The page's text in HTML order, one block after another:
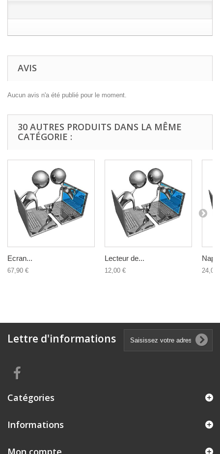
AVIS
Aucun avis n'a été publié pour le moment.
30 AUTRES PRODUITS DANS LA MÊME
CATÉGORIE :
Ecran...
67,90 €
Lecteur de...
12,00 € 24,00
Lettre d'informations
Catégories
Informations
Mon compte